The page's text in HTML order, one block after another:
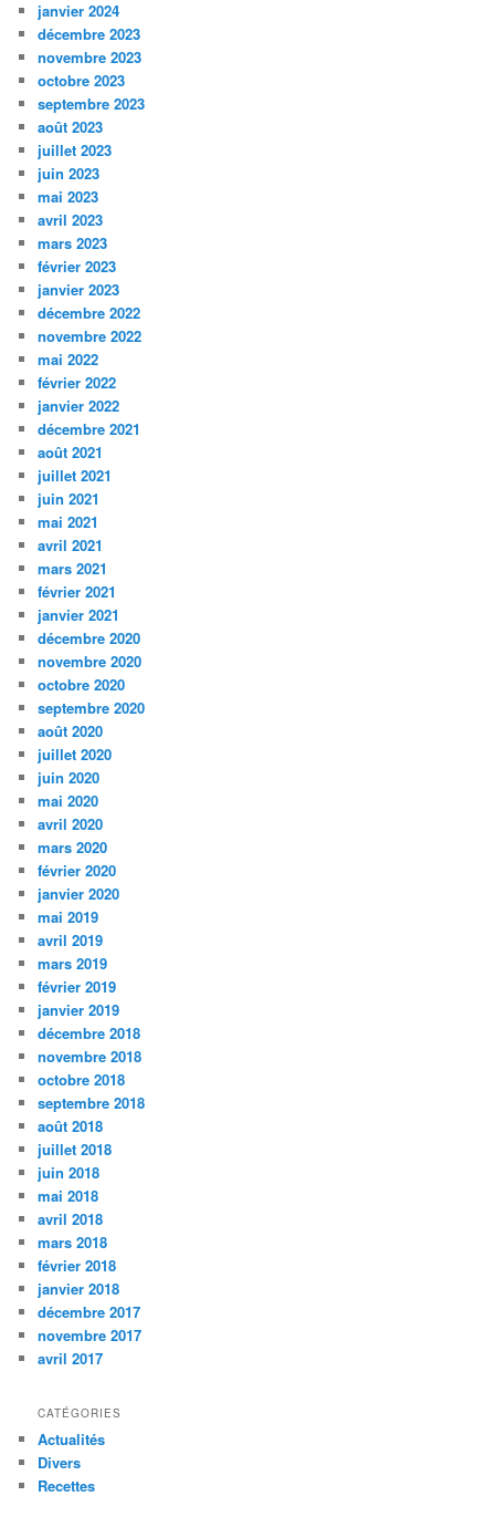
janvier 2024
décembre 2023
novembre 2023
octobre 2023
septembre 2023
août 2023
juillet 2023
juin 2023
mai 2023
avril 2023
mars 2023
février 2023
janvier 2023
décembre 2022
novembre 2022
mai 2022
février 2022
janvier 2022
décembre 2021
août 2021
juillet 2021
juin 2021
mai 2021
avril 2021
mars 2021
février 2021
janvier 2021
décembre 2020
novembre 2020
octobre 2020
septembre 2020
août 2020
juillet 2020
juin 2020
mai 2020
avril 2020
mars 2020
février 2020
janvier 2020
mai 2019
avril 2019
mars 2019
février 2019
janvier 2019
décembre 2018
novembre 2018
octobre 2018
septembre 2018
août 2018
juillet 2018
juin 2018
mai 2018
avril 2018
mars 2018
février 2018
janvier 2018
décembre 2017
novembre 2017
avril 2017
CATÉGORIES
Actualités
Divers
Recettes